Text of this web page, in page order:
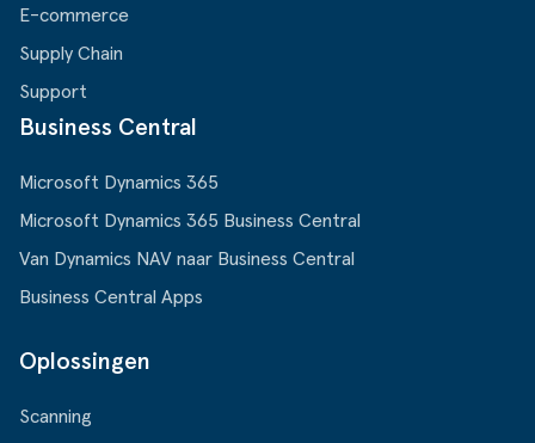
E-commerce
Supply Chain
Support
Business Central
Microsoft Dynamics 365
Microsoft Dynamics 365 Business Central
Van Dynamics NAV naar Business Central
Business Central Apps
Oplossingen
Scanning